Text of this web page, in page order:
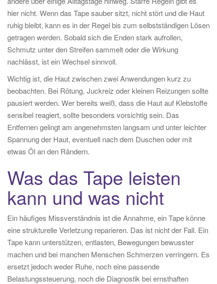
hier nicht. Wenn das Tape sauber sitzt, nicht stört und die Haut
ruhig bleibt, kann es in der Regel bis zum selbstständigen Lösen
getragen werden. Sobald sich die Enden stark aufrollen,
Schmutz unter den Streifen sammelt oder die Wirkung
nachlässt, ist ein Wechsel sinnvoll.
Wichtig ist, die Haut zwischen zwei Anwendungen kurz zu
beobachten. Bei Rötung, Juckreiz oder kleinen Reizungen sollte
pausiert werden. Wer bereits weiß, dass die Haut auf Klebstoffe
sensibel reagiert, sollte besonders vorsichtig sein. Das
Entfernen gelingt am angenehmsten langsam und unter leichter
Spannung der Haut, eventuell nach dem Duschen oder mit
etwas Öl an den Rändern.
Was das Tape leisten
kann und was nicht
Ein häufiges Missverständnis ist die Annahme, ein Tape könne
eine strukturelle Verletzung reparieren. Das ist nicht der Fall. Ein
Tape kann unterstützen, entlasten, Bewegungen bewusster
machen und bei manchen Menschen Schmerzen verringern. Es
ersetzt jedoch weder Ruhe, noch eine passende
Belastungssteuerung, noch die Diagnostik bei ernsthaften